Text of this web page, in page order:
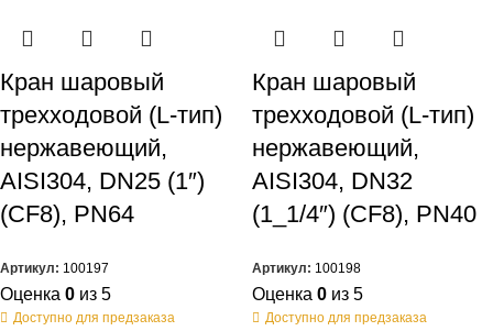
Кран шаровый
трехходовой (L-тип)
нержавеющий,
AISI304, DN25 (1″)
(CF8), PN64
Артикул: 100197
Оценка 0 из 5
Доступно для предзаказа
Кран шаровый
трехходовой (L-тип)
нержавеющий,
AISI304, DN32
(1_1/4″) (CF8), PN40
Артикул: 100198
Оценка 0 из 5
Доступно для предзаказа